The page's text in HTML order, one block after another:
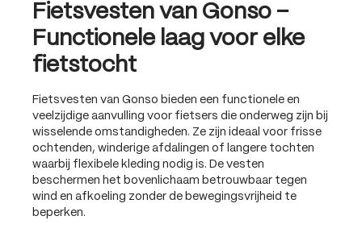
Fietsvesten van Gonso –
Functionele laag voor elke
fietstocht
Fietsvesten van Gonso bieden een functionele en
veelzijdige aanvulling voor fietsers die onderweg zijn bij
wisselende omstandigheden. Ze zijn ideaal voor frisse
ochtenden, winderige afdalingen of langere tochten
waarbij flexibele kleding nodig is. De vesten
beschermen het bovenlichaam betrouwbaar tegen
wind en afkoeling zonder de bewegingsvrijheid te
beperken.